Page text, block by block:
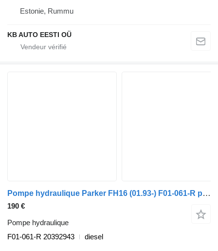
Estonie, Rummu
KB AUTO EESTI OÜ
Pompe hydraulique Parker FH16 (01.93-) F01-061-R pour camion Volvo FH12, FH16, NH12, FH, VNL780 (1993-2014)
190 €
Pompe hydraulique
F01-061-R 20392943
diesel